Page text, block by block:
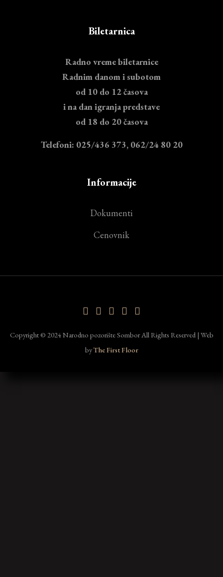
Biletarnica
Radno vreme biletarnice
Radnim danom i subotom
od 10 do 12 časova
i na dan igranja predstave
od 18 do 20 časova
Telefoni: 025/436 373, 062/24 80 20
Informacije
Dokumenti
Cenovnik
Copyright © 2024 Narodno pozorište Sombor All Rights Reserved | Web
byThe First Floor